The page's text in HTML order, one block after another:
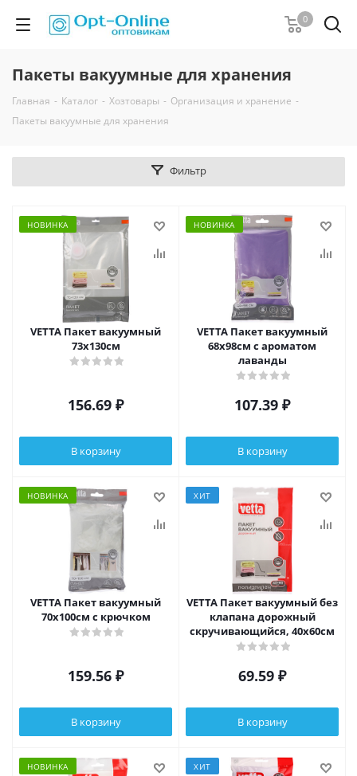
0
Пакеты вакуумные для хранения
Главная - Каталог - Хозтовары - Организация и хранение -
Пакеты вакуумные для хранения
Фильтр
НОВИНКА
VETTA Пакет вакуумный
73х130см
156.69 ₽
В корзину
НОВИНКА
VETTA Пакет вакуумный
68х98см с ароматом
лаванды
107.39 ₽
В корзину
НОВИНКА
VETTA Пакет вакуумный
70х100см с крючком
159.56 ₽
В корзину
ХИТ
VETTA Пакет вакуумный без
клапана дорожный
скручивающийся, 40х60см
69.59 ₽
В корзину
НОВИНКА ХИТ